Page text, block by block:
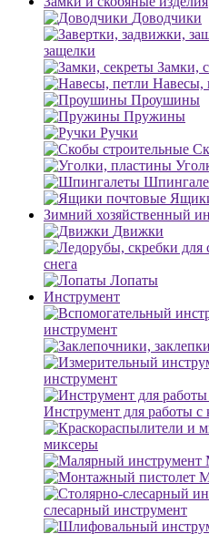
Доводчики
защелки
Замки,
Навесы,
Проушины
Пружины
Ручки
Зимний хозяйственный
Движки
снега
Лопаты
Инструмент
инструмент
инструмент
Инструмент для работы с
миксеры
слесарный инструмент